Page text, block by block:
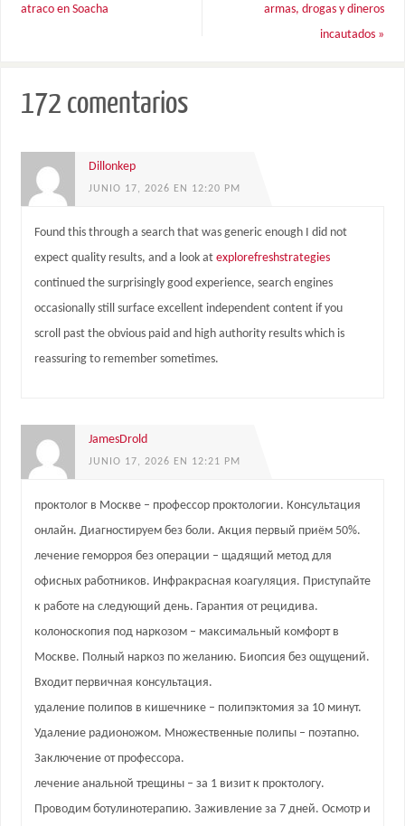
atraco en Soacha
armas, drogas y dineros
incautados »
172 comentarios
Dillonkep
JUNIO 17, 2026 EN 12:20 PM
Found this through a search that was generic enough I did not
expect quality results, and a look at explorefreshstrategies
continued the surprisingly good experience, search engines
occasionally still surface excellent independent content if you
scroll past the obvious paid and high authority results which is
reassuring to remember sometimes.
JamesDrold
JUNIO 17, 2026 EN 12:21 PM
проктолог в Москве – профессор проктологии. Консультация
онлайн. Диагностируем без боли. Акция первый приём 50%.
лечение геморроя без операции – щадящий метод для
офисных работников. Инфракрасная коагуляция. Приступайте
к работе на следующий день. Гарантия от рецидива.
колоноскопия под наркозом – максимальный комфорт в
Москве. Полный наркоз по желанию. Биопсия без ощущений.
Входит первичная консультация.
удаление полипов в кишечнике – полипэктомия за 10 минут.
Удаление радионожом. Множественные полипы – поэтапно.
Заключение от профессора.
лечение анальной трещины – за 1 визит к проктологу.
Проводим ботулинотерапию. Заживление за 7 дней. Осмотр и